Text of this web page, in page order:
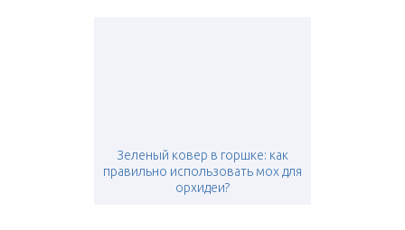
Зеленый ковер в горшке: как
правильно использовать мох для
орхидеи?